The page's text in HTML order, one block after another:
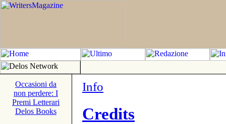
Occasioni da
non perdere: I
Premi Letterari
Delos Books
Info
Credits